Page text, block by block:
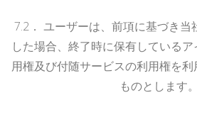
7.2． ユーザーは、前項に基づき当
した場合、終了時に保有している
用権及び付随サービスの利用権を
ものとします。